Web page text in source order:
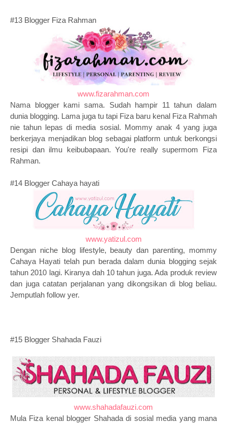
#13 Blogger Fiza Rahman
www.fizarahman.com
Nama blogger kami sama. Sudah hampir 11 tahun dalam
dunia blogging. Lama juga tu tapi Fiza baru kenal Fiza Rahmah
nie tahun lepas di media sosial. Mommy anak 4 yang juga
berkerjaya menjadikan blog sebagai platform untuk berkongsi
resipi dan ilmu keibubapaan. You're really supermom Fiza
Rahman.
#14 Blogger Cahaya hayati
www.yatizul.com
Dengan niche blog lifestyle, beauty dan parenting, mommy
Cahaya Hayati telah pun berada dalam dunia blogging sejak
tahun 2010 lagi. Kiranya dah 10 tahun juga. Ada produk review
dan juga catatan perjalanan yang dikongsikan di blog beliau.
Jemputlah follow yer.
#15 Blogger Shahada Fauzi
www.shahadafauzi.com
Mula Fiza kenal blogger Shahada di sosial media yang mana